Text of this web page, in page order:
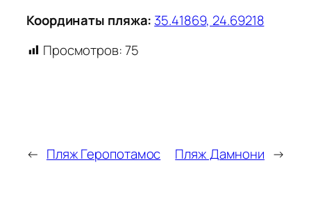
Координаты пляжа: 35.41869, 24.69218
Просмотров:75
← Пляж Геропотамос Пляж Дамнони →